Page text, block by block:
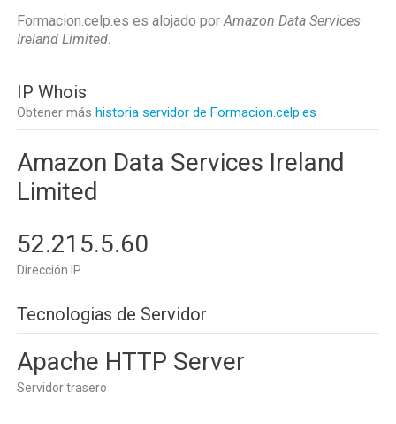
Formacion.celp.es es alojado porAmazon Data Services
Ireland Limited.
IP Whois
Obtener más historia servidor de Formacion.celp.es
Amazon Data Services Ireland
Limited
52.215.5.60
Dirección IP
Tecnologias de Servidor
Apache HTTP Server
Servidor trasero